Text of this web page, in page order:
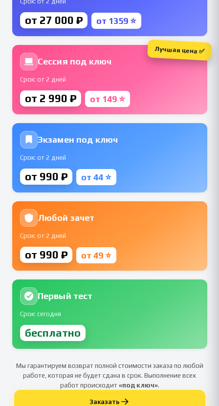
от 27 000 ₽ от 1359 ⭐
Сессия под ключ
Срок: от 2 дней
от 2 990 ₽ от 149 ⭐
Лучшая цена ✅
Экзамен под ключ
Срок: от 2 дней
от 990 ₽ от 44 ⭐
Любой зачет
Срок: от 2 дней
от 990 ₽ от 49 ⭐
Первый тест
Срок: сегодня
бесплатно
Мы гарантируем возврат полной стоимости заказа по любой
работе, которая не будет сдана в срок. Выполнение всех
работ происходит«под ключ».
Заказать